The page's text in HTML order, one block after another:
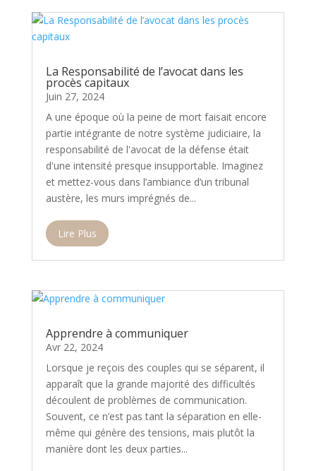
La Responsabilité de l’avocat dans les
procès capitaux
Juin 27, 2024
A une époque où la peine de mort faisait encore
partie intégrante de notre système judiciaire, la
responsabilité de l'avocat de la défense était
d'une intensité presque insupportable. Imaginez
et mettez-vous dans l’ambiance d’un tribunal
austère, les murs imprégnés de...
Lire Plus
Apprendre à communiquer
Avr 22, 2024
Lorsque je reçois des couples qui se séparent, il
apparaît que la grande majorité des difficultés
découlent de problèmes de communication.
Souvent, ce n’est pas tant la séparation en elle-
même qui génère des tensions, mais plutôt la
manière dont les deux parties...